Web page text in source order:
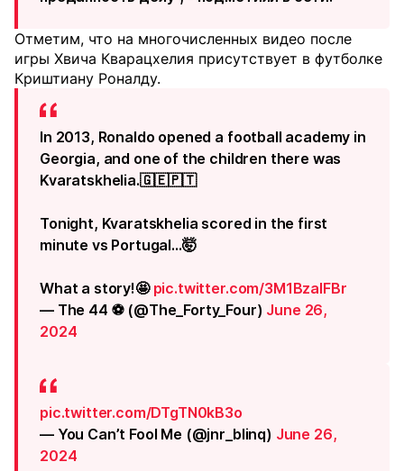
Отметим, что на многочисленных видео после
игры Хвича Кварацхелия присутствует в футболке
Криштиану Роналду.
In 2013, Ronaldo opened a football academy in
Georgia, and one of the children there was
Kvaratskhelia.🇬🇪🇵🇹
Tonight, Kvaratskhelia scored in the first
minute vs Portugal…🤯
What a story!🤩 pic.twitter.com/3M1BzalFBr
— The 44 ⚽️ (@The_Forty_Four) June 26,
2024
pic.twitter.com/DTgTN0kB3o
— You Can’t Fool Me (@jnr_blinq) June 26,
2024